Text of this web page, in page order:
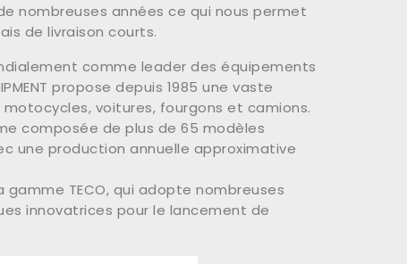
nombreuses années ce qui nous permet
de livraison courts.
comme leader des équipements
propose depuis 1985 une vaste
voitures, fourgons et camions.
composée de plus de 65 modèles
une production annuelle approximative
TECO, qui adopte nombreuses
innovatrices pour le lancement de